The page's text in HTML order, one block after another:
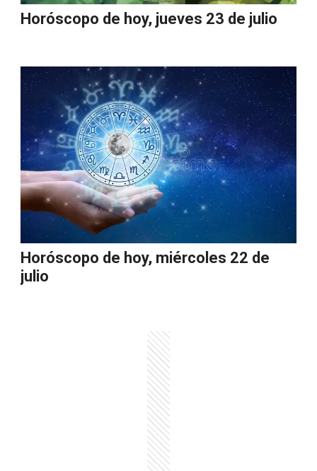
Horóscopo de hoy, jueves 23 de julio
Horóscopo de hoy, miércoles 22 de
julio